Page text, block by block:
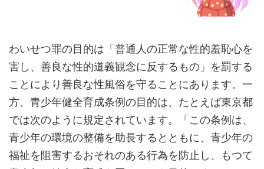
わいせつ罪の目的は「普通人の正常な性的羞恥心を
害し、善良な性的道義観念に反するもの」を罰する
ことにより善良な性風俗を守ることにあります。一
方、青少年健全育成条例の目的は、たとえば東京都
では次のように規定されています。「この条例は、
青少年の環境の整備を助長するとともに、青少年の
福祉を阻害するおそれのある行為を防止し、もつて